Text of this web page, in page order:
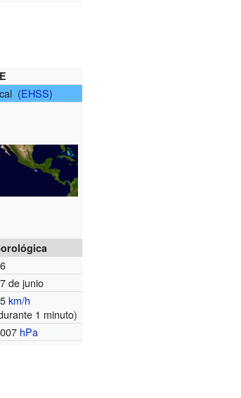
(EHSS)
de junio
km/h
1 minuto)
hPa